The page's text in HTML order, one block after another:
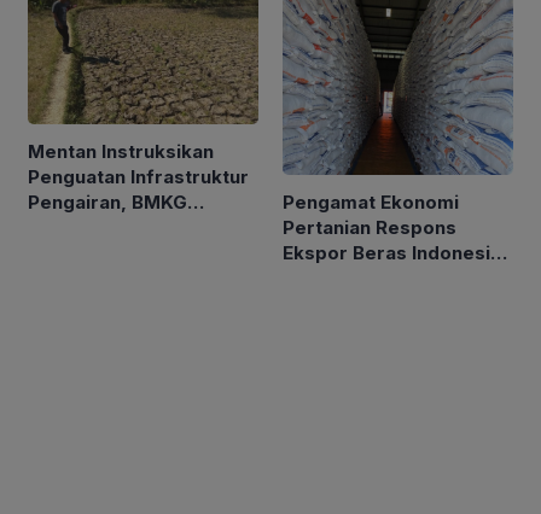
Mentan Instruksikan
Penguatan Infrastruktur
Pengairan, BMKG
Pengamat Ekonomi
Pertanian Respons
Ekspor Beras Indonesia